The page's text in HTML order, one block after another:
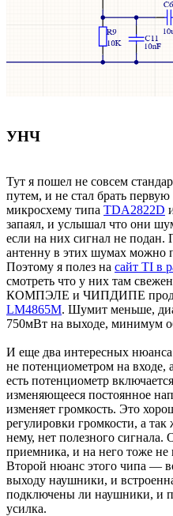
УНЧ
Тут я пошел не совсем
путем, и не стал брать
микросхему типа TDA2822D
запаял, и услышал что они
если на них сигнал не
антенну в этих шумах можно
Поэтому я полез на сайт TI в
смотреть что у них там
КОМПЭЛЕ и ЧИПДИПЕ
LM4865M. Шумит меньше,
750мВт на выходе, минимум
И еще два интересных
не потенциометром на
есть потенциометр
изменяющееся постоянное
изменяет громкость. Это
регулировки громкости, а
нему, нет полезного сигнала.
приемника, и на него тоже не
Второй нюанс этого чипа —
выходу наушники, и
подключены ли наушники, и
усилка.